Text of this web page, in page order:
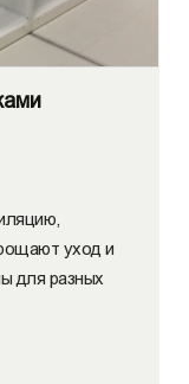
уход и
для разных